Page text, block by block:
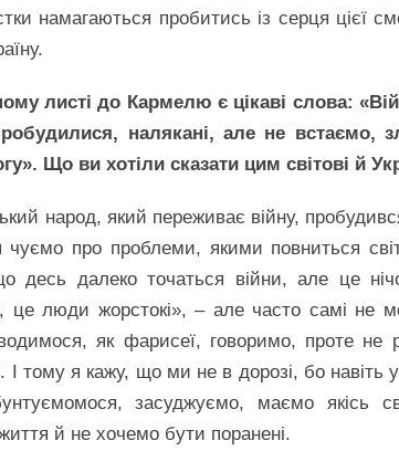
намагаються пробитись із серця цієї
листі до Кармелю є цікаві слова:
налякані, але не встаємо,
Що ви хотіли сказати цим світові й
народ, який переживає війну,
про проблеми, якими повниться
десь далеко точаться війни, але це
це люди жорстокі», – але часто самі не
як фарисеї, говоримо, проте
тому я кажу, що ми не в дорозі, бо навіть
засуджуємо, маємо якісь
й не хочемо бути поранені.